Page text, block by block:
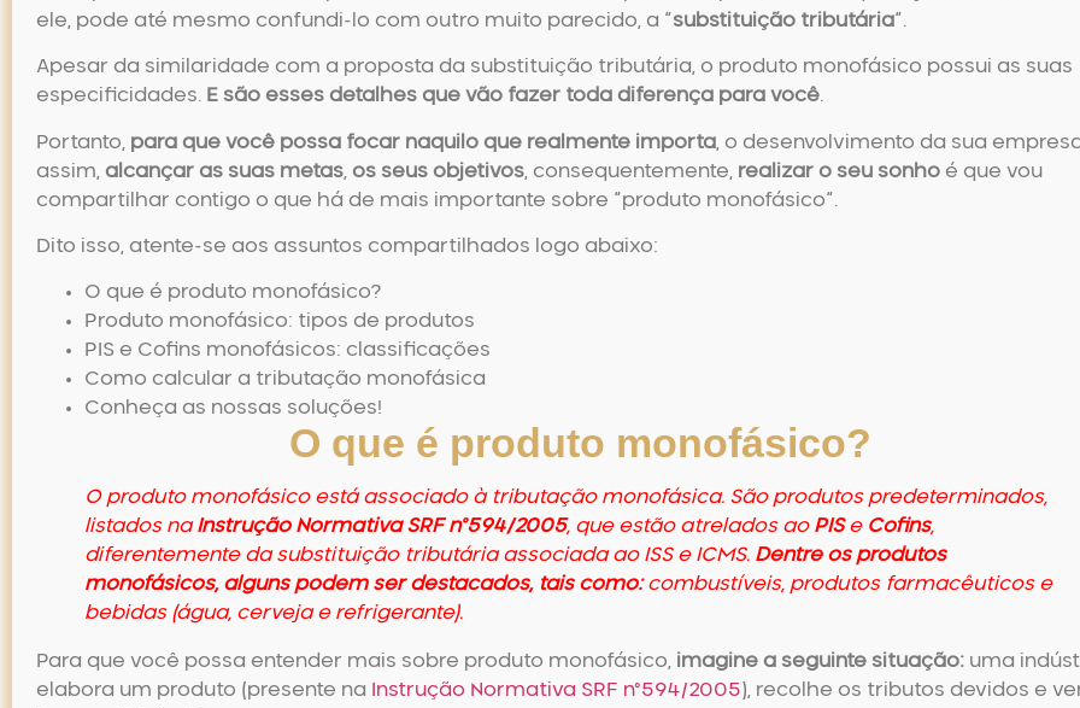
ele, pode até mesmo confundi-lo com outro muito parecido, a “substituição tributária“.
Apesar da similaridade com a proposta da substituição tributária, o produto monofásico possui as suas
especificidades. E são esses detalhes que vão fazer toda diferença para você.
Portanto, para que você possa focar naquilo que realmente importa , o desenvolvimento da sua
assim, alcançar as suas metas os seus objetivos , consequentemente, realizar o seu sonho é que vou
compartilhar contigo o que há de mais importante sobre “produto monofásico“.
Dito isso, atente-se aos assuntos compartilhados logo abaixo:
O que é produto monofásico?
Produto monofásico: tipos de produtos
PIS e Cofins monofásicos: classificações
Como calcular a tributação monofásica
Conheça as nossas soluções!
O que é produto monofásico?
O produto monofásicoestá associado à tributação monofásica. São produtos predeterminados,
listados naInstrução Normativa SRF n°594/2005, que estão atrelados ao PISe Cofins,
diferentemente da substituição tributária associada ao ISS e ICMS. Dentre os produtos
monofásicos, alguns podem ser destacados, tais como:combustíveis, produtos farmacêuticos e
bebidas (água, cerveja e refrigerante).
Para que você possa entender mais sobre produto monofásico, imagine a seguinte situação: uma
elabora um produto (presente na
Instrução Normativa SRF n°594/2005), recolhe os tributos devidos e